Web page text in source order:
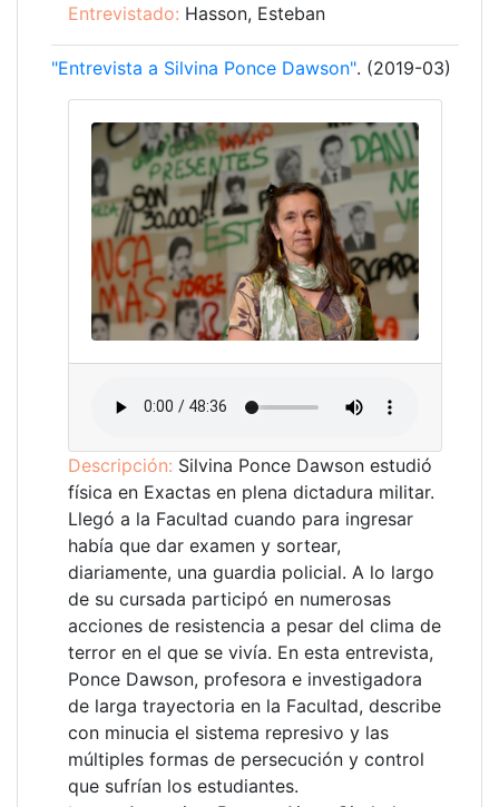
Entrevistado: Hasson, Esteban
"Entrevista a Silvina Ponce Dawson". (2019-03)
Descripción: Silvina Ponce Dawson estudió
física en Exactas en plena dictadura militar.
Llegó a la Facultad cuando para ingresar
había que dar examen y sortear,
diariamente, una guardia policial. A lo largo
de su cursada participó en numerosas
acciones de resistencia a pesar del clima de
terror en el que se vivía. En esta entrevista,
Ponce Dawson, profesora e investigadora
de larga trayectoria en la Facultad, describe
con minucia el sistema represivo y las
múltiples formas de persecución y control
que sufrían los estudiantes.